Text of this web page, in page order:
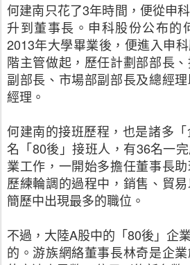
何建南只花了3年時間，便從申
升到董事長。申科股份公布的
2013年大學畢業後，便進入申
階主管做起，歷任計劃部部長
副部長、市場部副部長及總經
經理。
何建南的接班歷程，也是諸多
名「80後」接班人，有36名一
業工作，一開始多擔任董事長
歷練輪調的過程中，銷售、貿
簡歷中出現最多的職位。
不過，大陸A股中的「80後」企
的。游族網絡董事長林奇是企